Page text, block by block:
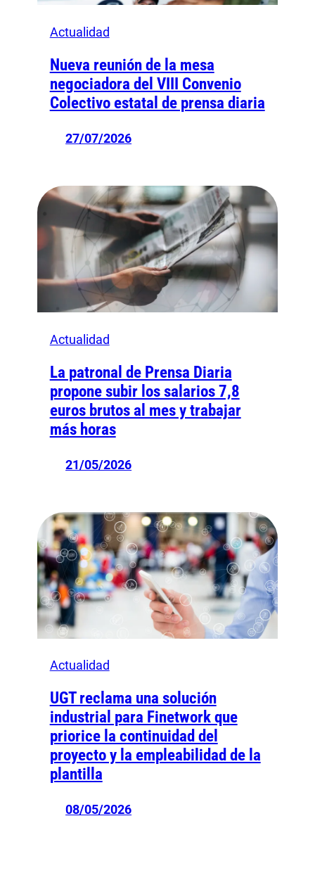
Actualidad
Nueva reunión de la mesa
negociadora del VIII Convenio
Colectivo estatal de prensa diaria
27/07/2026
Actualidad
La patronal de Prensa Diaria
propone subir los salarios 7,8
euros brutos al mes y trabajar
más horas
21/05/2026
Actualidad
UGT reclama una solución
industrial para Finetwork que
priorice la continuidad del
proyecto y la empleabilidad de la
plantilla
08/05/2026